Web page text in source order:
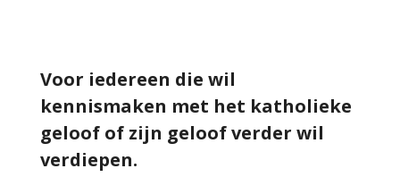
Voor iedereen die wil
kennismaken met het katholieke
geloof of zijn geloof verder wil
verdiepen.